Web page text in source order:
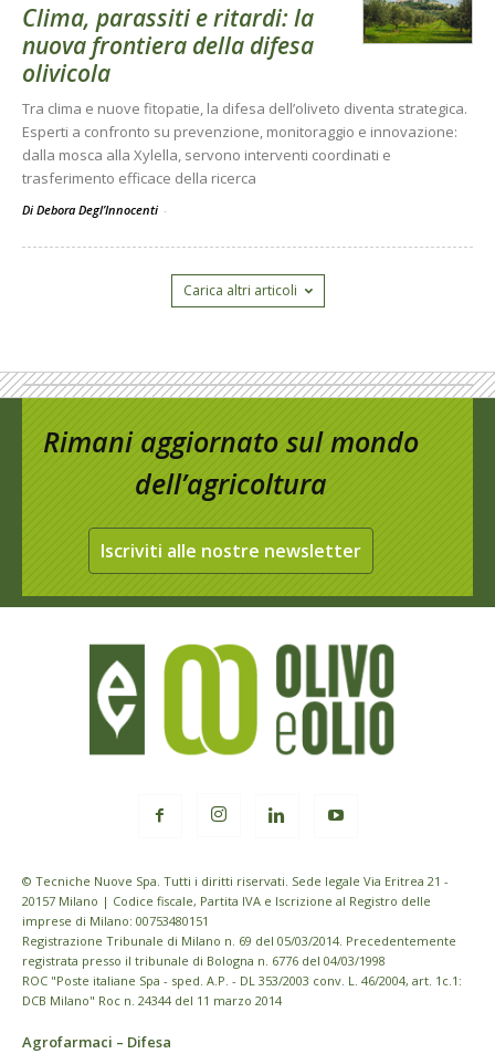
Clima, parassiti e ritardi: la
nuova frontiera della difesa
olivicola
Tra clima e nuove fitopatie, la difesa dell’oliveto diventa strategica.
Esperti a confronto su prevenzione, monitoraggio e innovazione:
dalla mosca alla Xylella, servono interventi coordinati e
trasferimento efficace della ricerca
Di Debora Degl’Innocenti -
Carica altri articoli
Rimani aggiornato sul mondo
dell’agricoltura
Iscriviti alle nostre newsletter
© Tecniche Nuove Spa. Tutti i diritti riservati. Sede legale Via Eritrea 21 -
20157 Milano | Codice fiscale, Partita IVA e Iscrizione al Registro delle
imprese di Milano: 00753480151
Registrazione Tribunale di Milano n. 69 del 05/03/2014. Precedentemente
registrata presso il tribunale di Bologna n. 6776 del 04/03/1998
ROC "Poste italiane Spa - sped. A.P. - DL 353/2003 conv. L. 46/2004, art. 1c.1:
DCB Milano" Roc n. 24344 del 11 marzo 2014
Agrofarmaci – Difesa